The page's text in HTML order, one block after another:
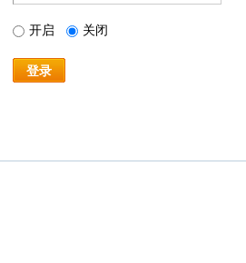
开启 关闭
登录